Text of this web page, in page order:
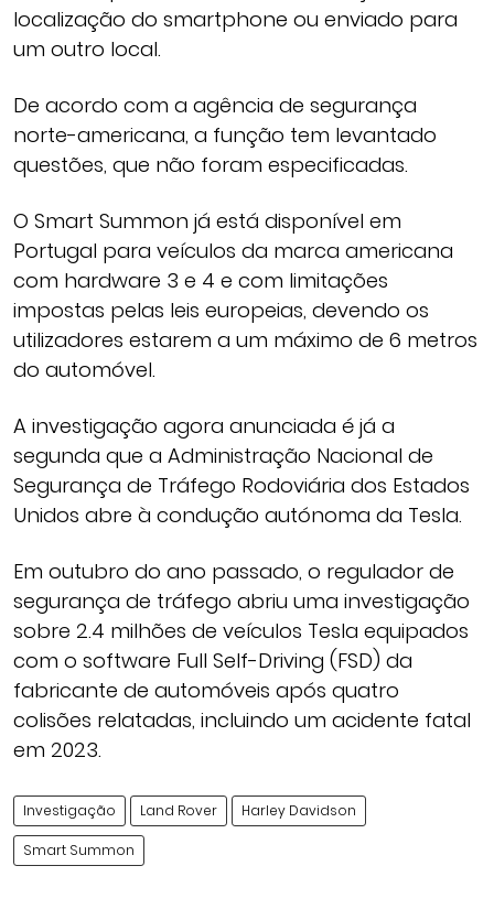
localização do smartphone ou enviado para
um outro local.
De acordo com a agência de segurança
norte-americana, a função tem levantado
questões, que não foram especificadas.
O Smart Summon já está disponível em
Portugal para veículos da marca americana
com hardware 3 e 4 e com limitações
impostas pelas leis europeias, devendo os
utilizadores estarem a um máximo de 6 metros
do automóvel.
A investigação agora anunciada é já a
segunda que a Administração Nacional de
Segurança de Tráfego Rodoviária dos Estados
Unidos abre à condução autónoma da Tesla.
Em outubro do ano passado, o regulador de
segurança de tráfego abriu uma investigação
sobre 2.4 milhões de veículos Tesla equipados
com o software Full Self-Driving (FSD) da
fabricante de automóveis após quatro
colisões relatadas, incluindo um acidente fatal
em 2023.
Investigação Land Rover Harley Davidson
Smart Summon